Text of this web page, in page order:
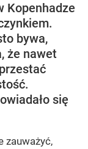
Kopenhadze
bywa,
że nawet
się
zauważyć,